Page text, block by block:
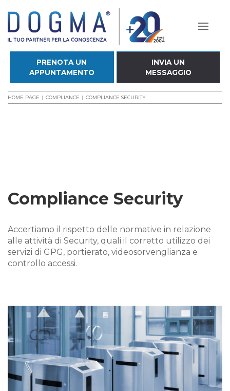
PRENOTA UN
APPUNTAMENTO
INVIA UN
MESSAGGIO
HOME PAGE COMPLIANCE COMPLIANCE SECURITY
Compliance Security
Accertiamo il rispetto delle normative in relazione
alle attività di Security, quali il corretto utilizzo dei
servizi di GPG, portierato, videosorvenglianza e
controllo accessi.